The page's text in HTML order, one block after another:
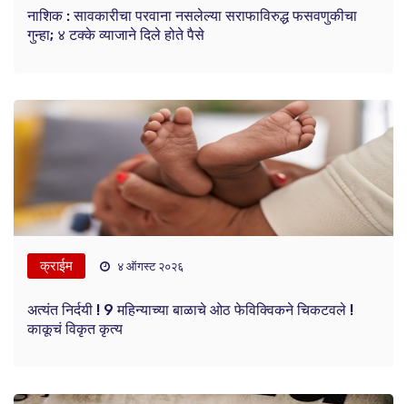
नाशिक : सावकारीचा परवाना नसलेल्या सराफाविरुद्ध फसवणुकीचा
गुन्हा; ४ टक्के व्याजाने दिले होते पैसे
क्राईम ४ ऑगस्ट २०२६
अत्यंत निर्दयी ! 9 महिन्याच्या बाळाचे ओठ फेविक्विकने चिकटवले !
काकूचं विकृत कृत्य